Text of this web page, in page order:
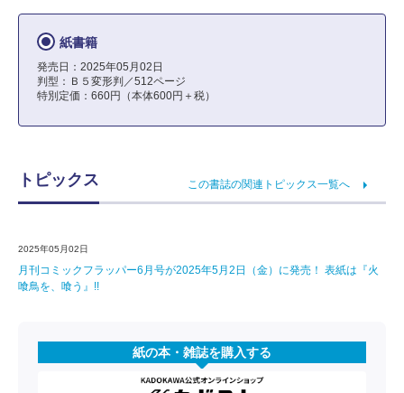
紙書籍
発売日：2025年05月02日
判型：Ｂ５変形判／512ページ
特別定価：660円（本体600円＋税）
トピックス この書誌の関連トピックス一覧へ
2025年05月02日
月刊コミックフラッパー6月号が2025年5月2日（金）に発売！ 表紙は『火
喰鳥を、喰う』!!
紙の本・雑誌を購入する